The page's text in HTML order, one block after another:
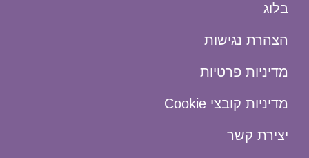
בלוג
הצהרת נגישות
מדיניות פרטיות
מדיניות קובצי Cookie​
יצירת קשר